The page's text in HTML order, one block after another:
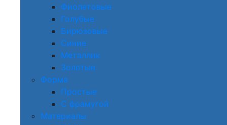
Фиолетовые
Голубые
Бирюзовые
Синие
Металлик
Золотые
Форма
Простые
С фрамугой
Материалы